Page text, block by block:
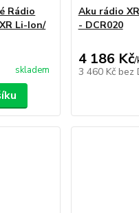
Rádio
Li-Ion/
skladem
Aku rádio
- DCR020
4 186 Kč/
3 460 Kč bez